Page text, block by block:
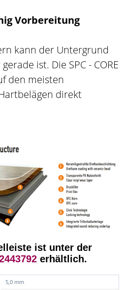
Vorbereitung
kann der Untergrund
ist. Die SPC - CORE
den meisten
direkt
ist unter der
erhältlich.
5,0 mm